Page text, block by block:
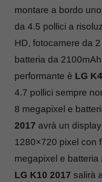
montare a bordo
da 4.5 pollici a
HD, fotocamere da
batteria da
performante è LG
4.7 pollici sempre
8 megapixel e
2017 avrà un
1280×720 pixel con
megapixel e
LG K10 2017 salirà